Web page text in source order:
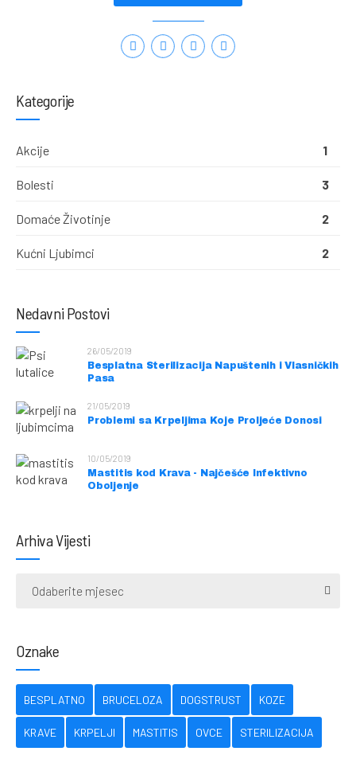
Kategorije
Akcije 1
Bolesti 3
Domaće Životinje 2
Kućni Ljubimci 2
Nedavni Postovi
26/05/2019
Besplatna Sterilizacija Napuštenih i Vlasničkih
Pasa
21/05/2019
Problemi sa Krpeljima Koje Proljeće Donosi
10/05/2019
Mastitis kod Krava - Najčešće Infektivno
Oboljenje
Arhiva Vijesti
Odaberite mjesec
Oznake
BESPLATNO BRUCELOZA DOGSTRUST KOZE
KRAVE KRPELJI MASTITIS OVCE STERILIZACIJA